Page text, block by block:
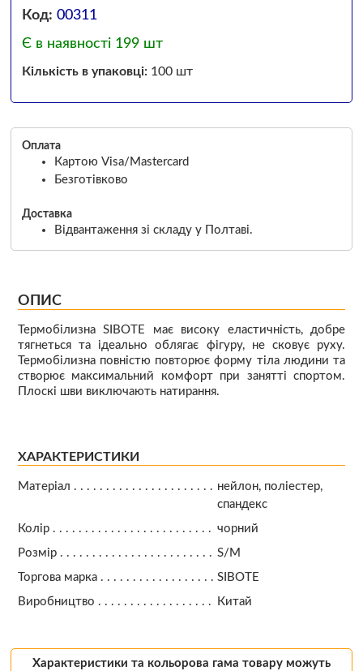
Код: 00311
Є в наявності 199 шт
Кількість в упаковці:100 шт
Оплата
Картою Visa/Mastercard
Безготівково
Доставка
Відвантаження зі складу у Полтаві.
ОПИС
Термобілизна SIBOTE має високу еластичність, добре
тягнеться та ідеально облягає фігуру, не сковує руху.
Термобілизна повністю повторює форму тіла людини та
створює максимальний комфорт при занятті спортом.
Плоскі шви виключають натирання.
ХАРАКТЕРИСТИКИ
Матеріал
нейлон, поліестер,
спандекс
Колір
чорний
Розмір
S/M
Торгова марка
SIBOTE
Виробництво
Китай
Характеристики та кольорова гама товару можуть